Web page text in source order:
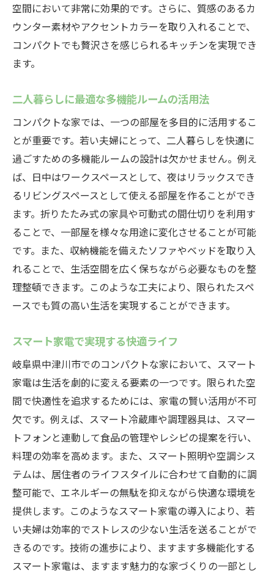
空間において非常に効果的です。さらに、質感のあるカ
ウンター素材やアクセントカラーを取り入れることで、
コンパクトでも贅沢さを感じられるキッチンを実現でき
ます。
二人暮らしに最適な多機能ルームの活用法
コンパクトな家では、一つの部屋を多目的に活用するこ
とが重要です。若い夫婦にとって、二人暮らしを快適に
過ごすための多機能ルームの設計は欠かせません。例え
ば、日中はワークスペースとして、夜はリラックスでき
るリビングスペースとして使える部屋を作ることができ
ます。折りたたみ式の家具や可動式の間仕切りを利用す
ることで、一部屋を様々な用途に変化させることが可能
です。また、収納機能を備えたソファやベッドを取り入
れることで、生活空間を広く保ちながら必要なものを整
理整頓できます。このような工夫により、限られたスペ
ースでも質の高い生活を実現することができます。
スマート家電で実現する快適ライフ
岐阜県中津川市でのコンパクトな家において、スマート
家電は生活を劇的に変える要素の一つです。限られた空
間で快適性を追求するためには、家電の賢い活用が不可
欠です。例えば、スマート冷蔵庫や調理器具は、スマー
トフォンと連動して食品の管理やレシピの提案を行い、
料理の効率を高めます。また、スマート照明や空調シス
テムは、居住者のライフスタイルに合わせて自動的に調
整可能で、エネルギーの無駄を抑えながら快適な環境を
提供します。このようなスマート家電の導入により、若
い夫婦は効率的でストレスの少ない生活を送ることがで
きるのです。技術の進歩により、ますます多機能化する
スマート家電は、ますます魅力的な家づくりの一部とし